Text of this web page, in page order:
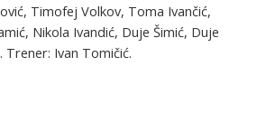
Timofej Volkov, Toma Ivančić,
Nikola Ivandić, Duje Šimić, Duje
Trener: Ivan Tomičić.